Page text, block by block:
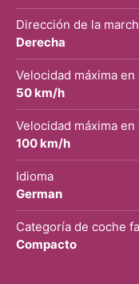
Dirección de la
Derecha
Velocidad máxima en
50 km/h
Velocidad máxima
100 km/h
Idioma
German
Categoría de coche
Compacto